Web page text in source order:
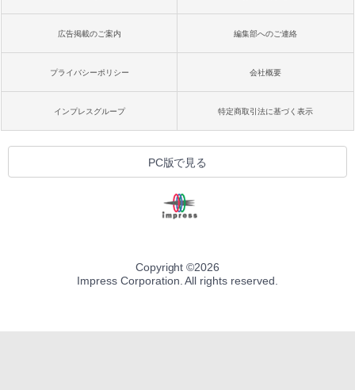
広告掲載のご案内 編集部へのご連絡
プライバシーポリシー 会社概要
インプレスグループ 特定商取引法に基づく表示
PC版で見る
Copyright ©2026
Impress Corporation. All rights reserved.